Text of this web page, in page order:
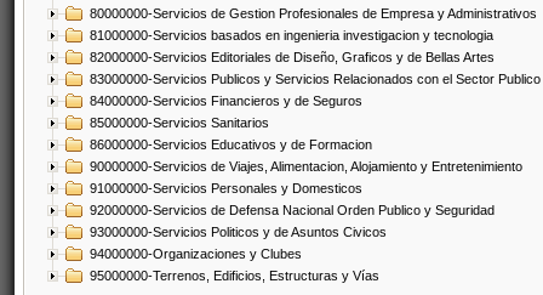
80000000-Servicios de Gestion Profesionales de Empresa y Administrativos
81000000-Servicios basados en ingenieria investigacion y tecnologia
82000000-Servicios Editoriales de Diseño, Graficos y de Bellas Artes
83000000-Servicios Publicos y Servicios Relacionados con el Sector Publico
84000000-Servicios Financieros y de Seguros
85000000-Servicios Sanitarios
86000000-Servicios Educativos y de Formacion
90000000-Servicios de Viajes, Alimentacion, Alojamiento y Entretenimiento
91000000-Servicios Personales y Domesticos
92000000-Servicios de Defensa Nacional Orden Publico y Seguridad
93000000-Servicios Politicos y de Asuntos Civicos
94000000-Organizaciones y Clubes
95000000-Terrenos, Edificios, Estructuras y Vías